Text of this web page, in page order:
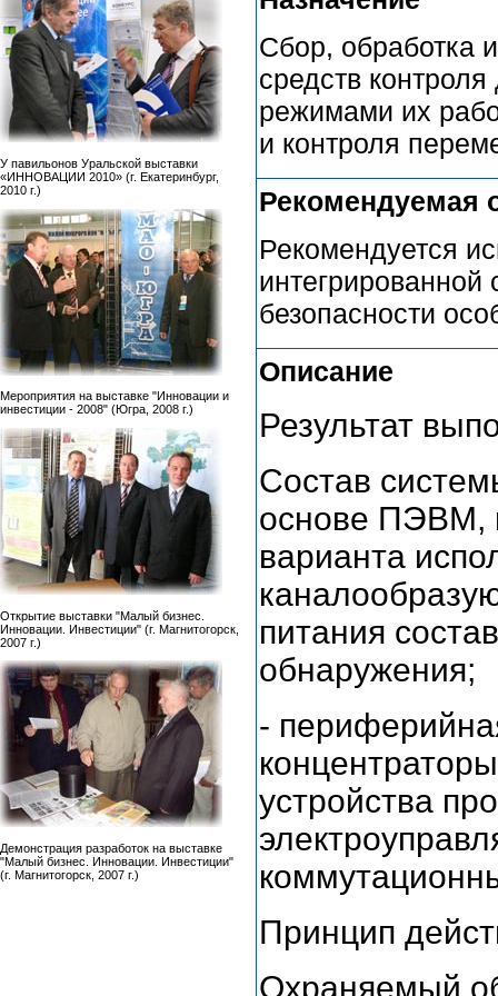
Сбор, обработка
средств
режимами их
и контроля
Рекомендуемая
Рекомендуется
безопасности
Описание
Результат
Состав
основе ПЭВМ,
варианта
питания
обнаружения;
-
устройства
Принцип
Охраняемый
У павильонов Уральской выставки
«ИННОВАЦИИ 2010» (г. Екатеринбург,
2010 г.)
Мероприятия на выставке "Инновации и
инвестиции - 2008" (Югра, 2008 г.)
Открытие выставки "Малый бизнес.
Инновации. Инвестиции" (г. Магнитогорск,
2007 г.)
Демонстрация разработок на выставке
"Малый бизнес. Инновации. Инвестиции"
(г. Магнитогорск, 2007 г.)